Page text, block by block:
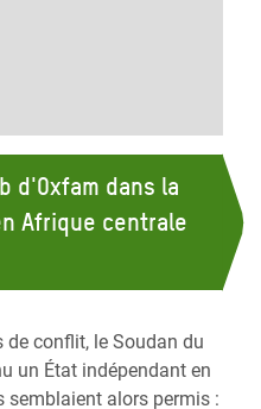
d'Oxfam dans la
Afrique centrale
de conflit, le Soudan du
un État indépendant en
semblaient alors permis :